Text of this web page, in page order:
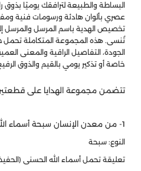
البساطة والطبيعة لترافقك يوميًا بذوق
عصري بألوان هادئة ورسومات فنية
تخصيص الهدية باسم المرسل والمرسل
تُنسى. هذه المجموعة المتكاملة تحمل
الجودة، التفاصيل الراقية والمعنى
خاصة أو تذكير يومي بالقيم والذوق
تتضمن مجموعة الهدايا على
1- من معدن الإنسان سبحة أسماء الله الحسنى (الحفيظ)
النوع: سبحة
تعليقة تحمل أسماء الله الحسنى